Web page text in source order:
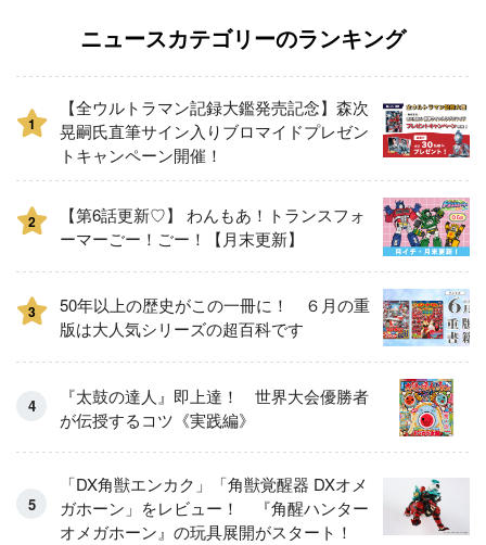
ニュースカテゴリーのランキング
1
【全ウルトラマン記録大鑑発売記念】森次
晃嗣氏直筆サイン入りブロマイドプレゼン
トキャンペーン開催！
2
【第6話更新♡】 わんもあ！トランスフォ
ーマーごー！ごー！【月末更新】
3
50年以上の歴史がこの一冊に！ ６月の重
版は大人気シリーズの超百科です
『太鼓の達人』即上達！ 世界大会優勝者
が伝授するコツ《実践編》
「DX角獣エンカク」「角獣覚醒器 DXオメ
ガホーン」をレビュー！ 『角醒ハンター
オメガホーン』の玩具展開がスタート！